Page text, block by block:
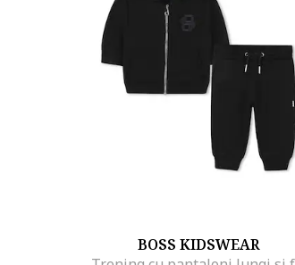
BOSS KIDSWEAR